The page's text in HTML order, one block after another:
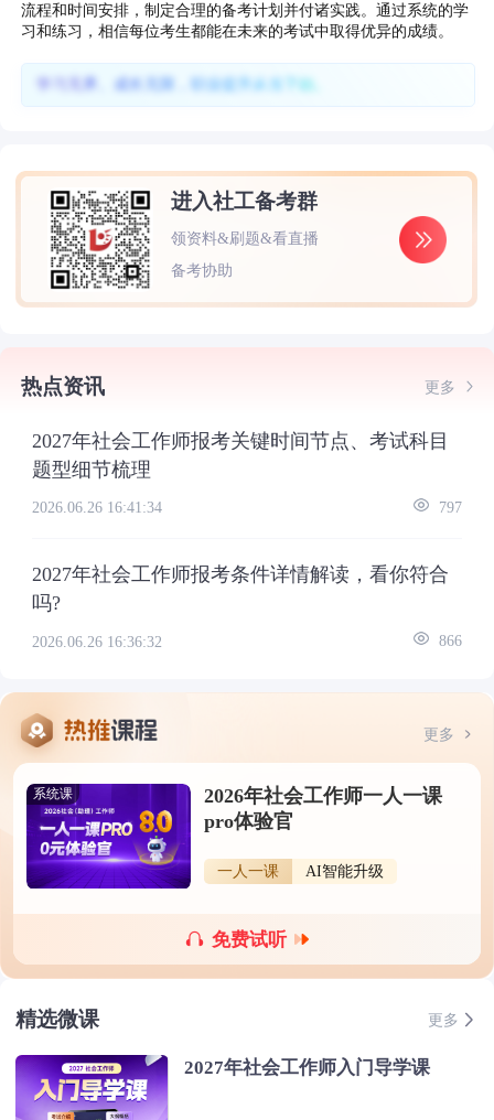
流程和时间安排，制定合理的备考计划并付诸实践。通过系统的学
习和练习，相信每位考生都能在未来的考试中取得优异的成绩。
学习无界、成长无限，职业提升从当下始。
进入社工备考群
领资料&刷题&看直播
备考协助
热点资讯 更多
2027年社会工作师报考关键时间节点、考试科目
题型细节梳理
2026.06.26 16:41:34 797
2027年社会工作师报考条件详情解读，看你符合
吗?
2026.06.26 16:36:32 866
更多
系统课
2026年社会工作师一人一课
pro体验官
一人一课 AI智能升级
免费试听
精选微课 更多
2027年社会工作师入门导学课